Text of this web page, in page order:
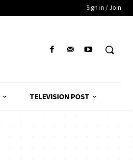
Sign in / Join
TELEVISION POST